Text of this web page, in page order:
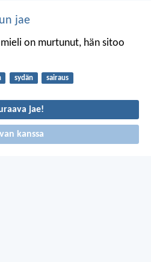
jae
on murtunut, hän sitoo
sydän sairaus
jae!
kanssa